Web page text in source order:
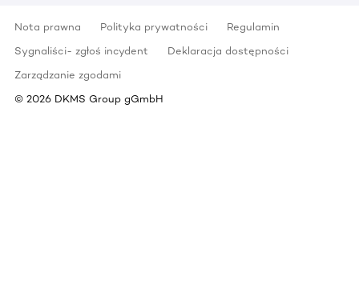
Nota prawna Polityka prywatności
Regulamin
Sygnaliści- zgłoś incydent
Deklaracja dostępności
Zarządzanie zgodami
© 2026 DKMS Group gGmbH